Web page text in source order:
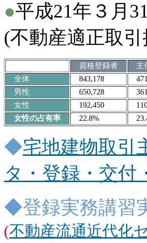
●平成21年３月
(不動産適正取
資格登録者 主
全体
843,178
男性
650,728
女性
192,450
女性の占有率
22.8%
◆宅地建物取
タ・登録・交付
◆登録実務講
(不動産流通近代化